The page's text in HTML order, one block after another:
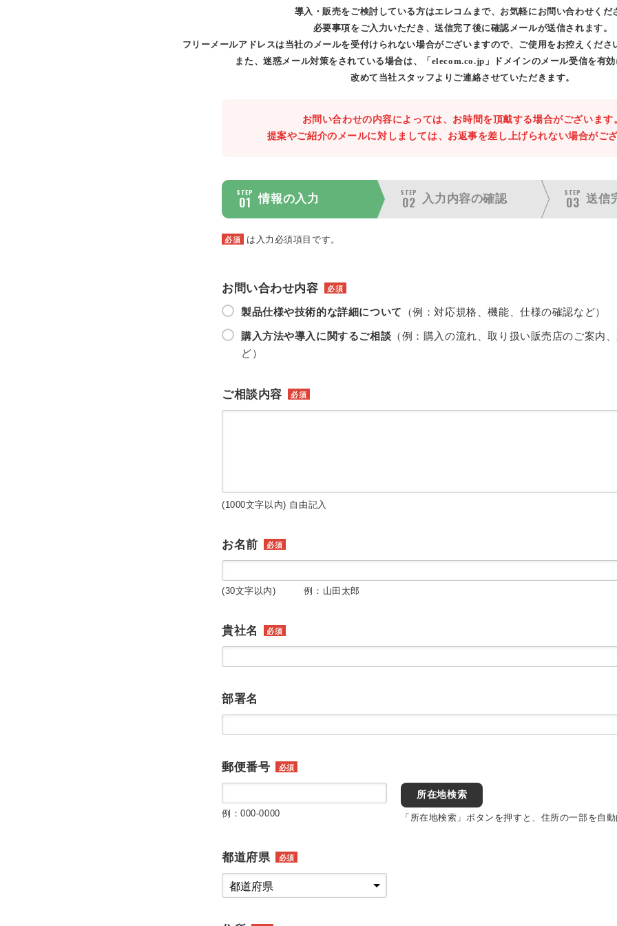
導入・販売をご検討している方はエレコムまで、お気軽にお問い合わせくだ
必要事項をご入力いただき、送信完了後に確認メールが送信されます。
フリーメールアドレスは当社のメールを受付けられない場合がございますので、ご使用をお控えくださ
また、迷惑メール対策をされている場合は、「elecom.co.jp」ドメインのメール受信を有効
改めて当社スタッフよりご連絡させていただきます。
お問い合わせの内容によっては、お時間を頂戴する場合がございます
提案やご紹介のメールに対しましては、お返事を差し上げられない場合がござ
STEP
01 情報の入力
STEP
02 入力内容の確認
STEP
03 送信
必須 は入力必須項目です。
お問い合わせ内容 必須
製品仕様や技術的な詳細について （例：対応規格、機能、仕様の確認など）
購入方法や導入に関するご相談 （例：購入の流れ、取り扱い販売店のご案内
ど）
ご相談内容 必須
(1000文字以内) 自由記入
お名前 必須
(30文字以内) 例：山田太郎
貴社名 必須
部署名
郵便番号 必須
例：000-0000
所在地検索
「所在地検索」ボタンを押すと、住所の一部を自動
都道府県 必須